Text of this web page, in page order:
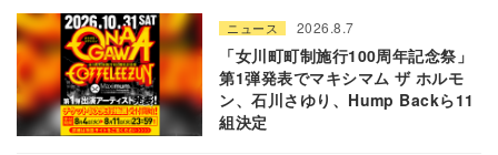
ニュース 2026.8.7
「女川町町制施行100周年記念祭」
第1弾発表でマキシマム ザ ホルモ
ン、石川さゆり、Hump Backら11
組決定